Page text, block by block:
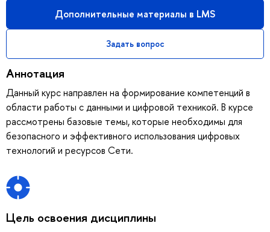
Дополнительные материалы в LMS
Задать вопрос
Аннотация
Данный курс направлен на формирование компетенций в
области работы с данными и цифровой техникой. В курсе
рассмотрены базовые темы, которые необходимы для
безопасного и эффективного использования цифровых
технологий и ресурсов Сети.
Цель освоения дисциплины